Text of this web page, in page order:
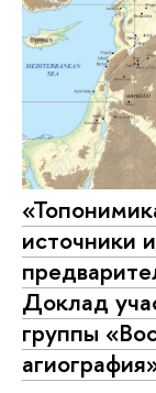
источники
Доклад
группы